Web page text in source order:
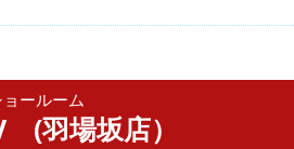
ールーム
羽場坂店）